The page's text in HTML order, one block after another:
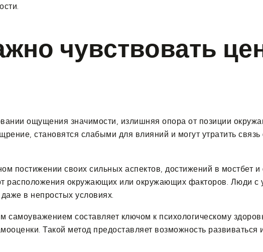
чувствовать
ощущения значимости, излишняя опора от позиции
становятся слабыми для влияний и могут утратить
постижении своих сильных аспектов, достижений в мостбет и
расположения окружающих или окружающих факторов. Люди
в непростых условиях.
составляет ключом к психологическому
Такой метод предоставляет возможность